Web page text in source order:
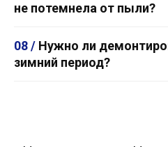
не потемнела от пыли?
08 / Нужно ли
зимний период?